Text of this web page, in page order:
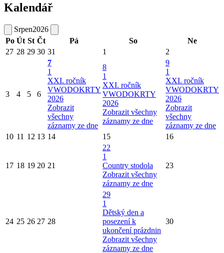
Kalendář
Srpen2026
Po Út St Čt Pá So
Ne
27 28 29 30 31 1 2
3 4 5 6
7
1
XXI. ročník
VWODOKRTY
2026
Zobrazit
všechny
záznamy ze dne
8
1
XXI. ročník
VWODOKRTY
2026
Zobrazit všechny
záznamy ze dne
9
1
XXI. ročník
VWODOKRTY
2026
Zobrazit
všechny
záznamy ze dne
10 11 12 13 14 15 16
17 18 19 20 21
22
1
Country stodola
Zobrazit všechny
záznamy ze dne
23
24 25 26 27 28
29
1
Dětský den a
posezení k
ukončení prázdnin
Zobrazit všechny
záznamy ze dne
30